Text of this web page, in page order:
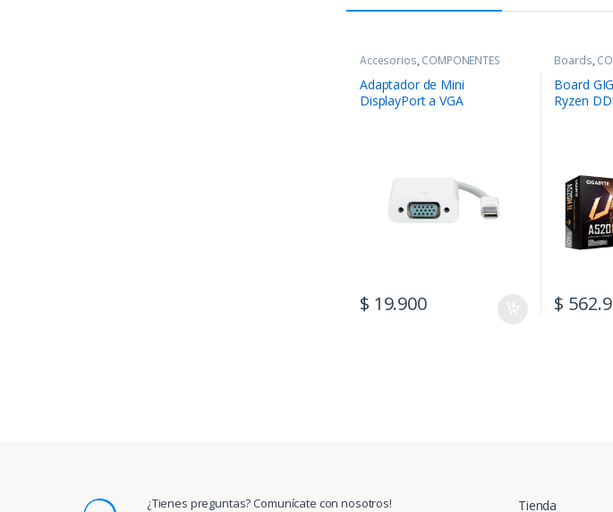
Accesorios, COMPONENTES
Adaptador de Mini
DisplayPort a VGA
$ 19.900
Boards,
Board
Ryzen
$
¿Tienes preguntas? Comunícate con nosotros! Tienda